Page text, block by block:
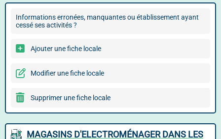
Informations erronées, manquantes ou établissement ayant
cessé ses activités ?
Ajouter une fiche locale
Modifier une fiche locale
Supprimer une fiche locale
MAGASINS D'ELECTROMÉNAGER DANS LES